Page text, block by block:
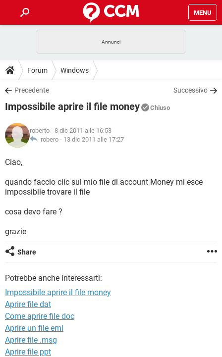
MENU
INTRATTENIMENTO
iOS
INSTAGRAM WHATSAPP
TIKTOK
HARDWARE
GUIDE
COVID-19
INSTAGRAM
TIKTOK
HARDWARE
DOWNLOAD
COVID-19 GAMING
INTRATTENIMENTO
iOS WINDOWS 10
INSTAGRAM
HARDWARE
FORUM
COVID-19
INTRATTENIMENTO
iOS
INSTAGRAM WHATSAPP
HARDWARE
GLOSSARIO
COVID-19
iOS
INSTAGRAM
Forum Windows
Precedente Successivo
Impossibile aprire il file money Chiuso
roberto - 8 dic 2011 alle 16:53
robero - 13 dic 2011 alle 17:27
Ciao,
quando faccio clic sul mio file di account Money mi esce
impossibile trovare il file
cosa devo fare ?
grazie
Share
Potrebbe anche interessarti:
Impossibile aprire il file money
Aprire file dat
Come aprire file doc
Aprire un file eml
Aprire file .msg
Aprire file ppt